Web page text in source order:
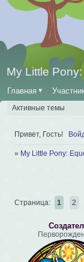
My Little
Главная ♥
Активные темы
Привет, Гость!
» My Little Pony:
Страница: 1 2